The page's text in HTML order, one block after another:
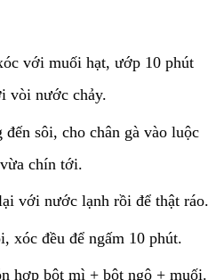
với muối hạt, ướp 10 phút
vòi nước chảy.
sôi, cho chân gà vào luộc
chín tới.
với nước lạnh rồi để thật ráo.
xóc đều để ngấm 10 phút.
hợp bột mì + bột ngô + muối.